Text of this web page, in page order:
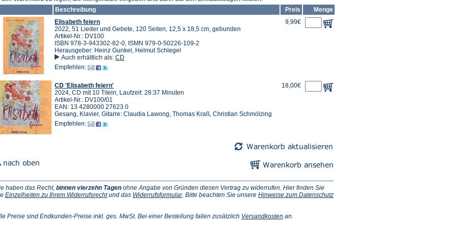
Beschreibung
Preis
Menge
Elisabeth feiern
2022, 51 Lieder und Gebete, 120 Seiten, 12,5 x 18,5 cm, gebunden
Artikel-Nr.: DV100
ISBN 978-3-943302-82-0, ISMN 979-0-50226-109-2
Herausgeber: Heinz Gunkel, Helmut Schlegel
Auch erhältlich als: CD
Empfehlen:
9,99€
CD 'Elisabeth feiern'
2024, CD mit 10 Titeln, Laufzeit: 28:37 Minuten
Artikel-Nr.: DV100/01
EAN: 13 4280000 27623 0
Gesang, Klavier, Gitarre: Claudia Lawong, Thomas Kraß, Christian Schmölzing
Empfehlen:
18,00€
haben das Recht, binnen vierzehn Tagen ohne Angabe von Gründen diesen Vertrag zu widerrufen. Hier finden Sie
Einzelheiten zu Ihrem Widerrufsrecht(Öffnet
neuen
und das Widerrufsformular(Öffnet
neuen
. Bitte beachten Sie unsere Hinweise zum Datenschutz
Preise sind Endkunden-Preise inkl. ges. MwSt. Bei einer Bestellung fallen zusätzlich Versandkosten (Öffnet
an.